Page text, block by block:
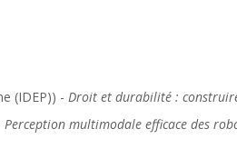
(IDEP)) - Droit et durabilité :
Perception multimodale efficace des